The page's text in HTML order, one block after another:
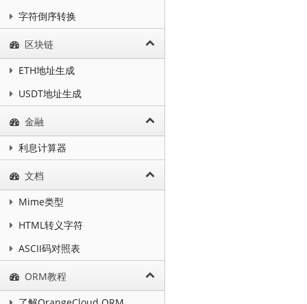
字符倒序转换
区块链
ETH地址生成
USDT地址生成
金融
利息计算器
文档
Mime类型
HTML转义字符
ASCII码对照表
ORM教程